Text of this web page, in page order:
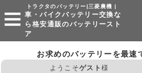
トラクタのバッテリー|三菱農機 |
車・バイクバッテリー交換な
ら格安通販のバッテリースト
ア
お求めのバッテリーを最速
ようこそゲスト様